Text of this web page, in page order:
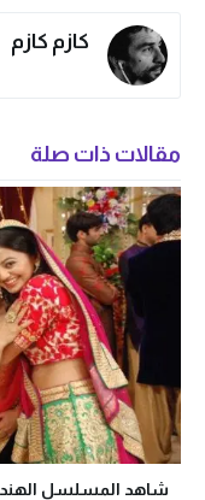
كازم كازم
مقالات ذات صلة
شاهد المسلسل